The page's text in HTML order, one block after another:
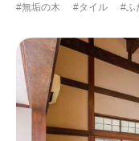
#眺望最高 #水
#300万円以下
#無垢の木
#タイル #ふ